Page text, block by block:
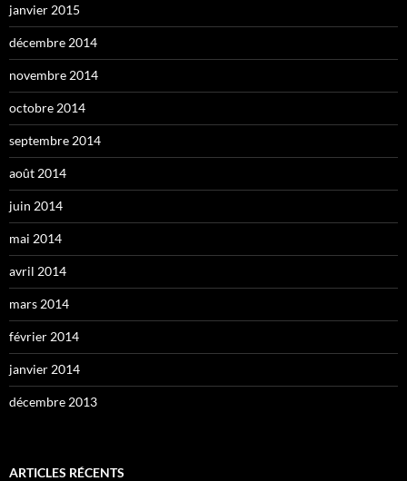
janvier 2015
décembre 2014
novembre 2014
octobre 2014
septembre 2014
août 2014
juin 2014
mai 2014
avril 2014
mars 2014
février 2014
janvier 2014
décembre 2013
ARTICLES RÉCENTS